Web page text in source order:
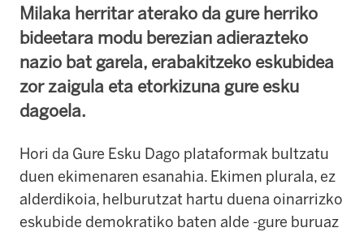
Milaka herritar aterako da gure herriko
bideetara modu berezian adierazteko
nazio bat garela, erabakitzeko eskubidea
zor zaigula eta etorkizuna gure esku
dagoela.
Hori da Gure Esku Dago plataformak bultzatu
duen ekimenaren esanahia. Ekimen plurala, ez
alderdikoia, helburutzat hartu duena oinarrizko
eskubide demokratiko baten alde -gure buruaz